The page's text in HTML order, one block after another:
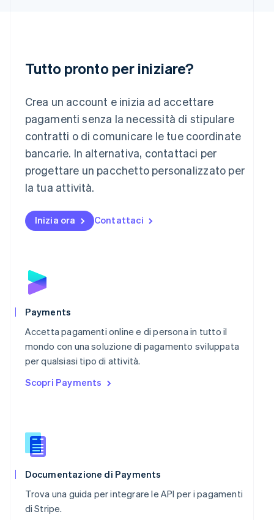
Tutto pronto per iniziare?
Crea un account e inizia ad accettare
pagamenti senza la necessità di stipulare
contratti o di comunicare le tue coordinate
bancarie. In alternativa, contattaci per
progettare un pacchetto personalizzato per
la tua attività.
Inizia ora Contattaci
Payments
Accetta pagamenti online e di persona in tutto il
mondo con una soluzione di pagamento sviluppata
per qualsiasi tipo di attività.
Scopri Payments
Documentazione di Payments
Trova una guida per integrare le API per i pagamenti
di Stripe.
Lituania
Lussemburgo
Malaysia
English简体中文
Malta
Messico
EspañolEnglish
English
Nuova Zelanda
English
Português
English简体中文
Regno Unito
English
Repubblica Ceca
English
English
Slovacchia
English
Slovenia
Spagna
Español